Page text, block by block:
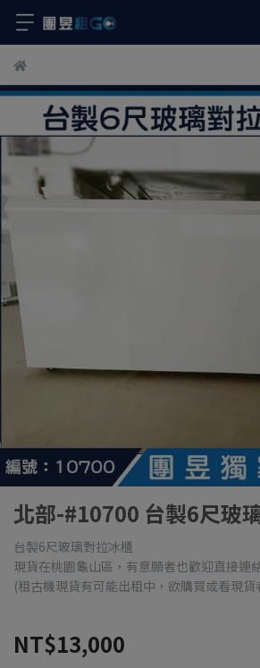
北部-#10700 台製6尺玻
台製6尺玻璃對拉冰櫃
現貨在桃園龜山區，有意願者也歡迎直接連
(租古機現貨有可能出租中，欲購買或看現
NT$13,000